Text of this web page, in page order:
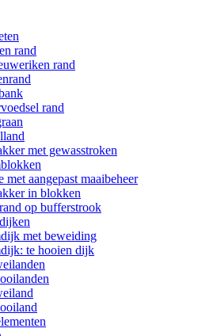
rand
rand
rand
met gewasstroken
met aangepast maaibeheer
in blokken
op bufferstrook
met beweiding
te hooien dijk